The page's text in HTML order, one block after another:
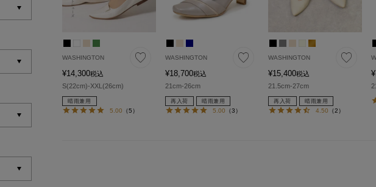
WASHINGTON
¥14,300税込
S(22cm)-XXL(26cm)
晴雨兼用
5.00 （5）
WASHINGTON
¥18,700税込
21cm-26cm
再入荷 晴雨兼用
5.00 （3）
WASHINGTON
¥15,400税込
21.5cm-27cm
再入荷 晴雨兼用
4.50 （2）
¥